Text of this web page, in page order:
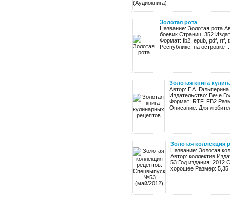
Золотая рота
Название: Золотая рота
боевик Страниц: 352
Формат: fb2, epub, pdf, rtf,
Республике, на островке
Золотая книга
Автор: Г.А.
Издательство: Вече
Формат: RTF, FB2
Описание: Для
Золотая коллекция
Название: Золотая
Автор: коллектив
53 Год издания: 2012
хорошее Размер: 5,35